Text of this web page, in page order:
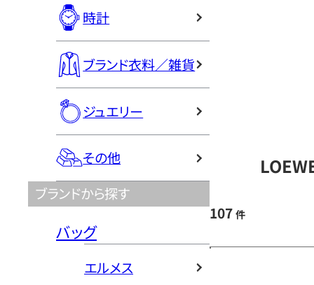
時計
ブランド衣料／雑貨
ジュエリー
その他
ブランドから探す
バッグ
エルメス
107 件